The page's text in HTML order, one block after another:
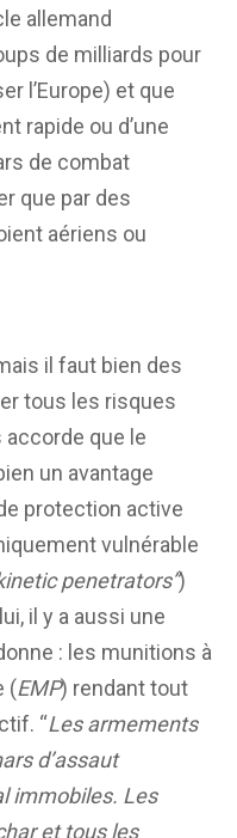
allemand
de milliards pour
l’Europe) et que
rapide ou d’une
de combat
que par des
aériens ou
il faut bien des
tous les risques
que le
un avantage
protection active
vulnérable
penetrators”)
il y a aussi une
: les munitions à
(EMP) rendant tout
“Les armements
d’assaut
immobiles. Les
et tous les